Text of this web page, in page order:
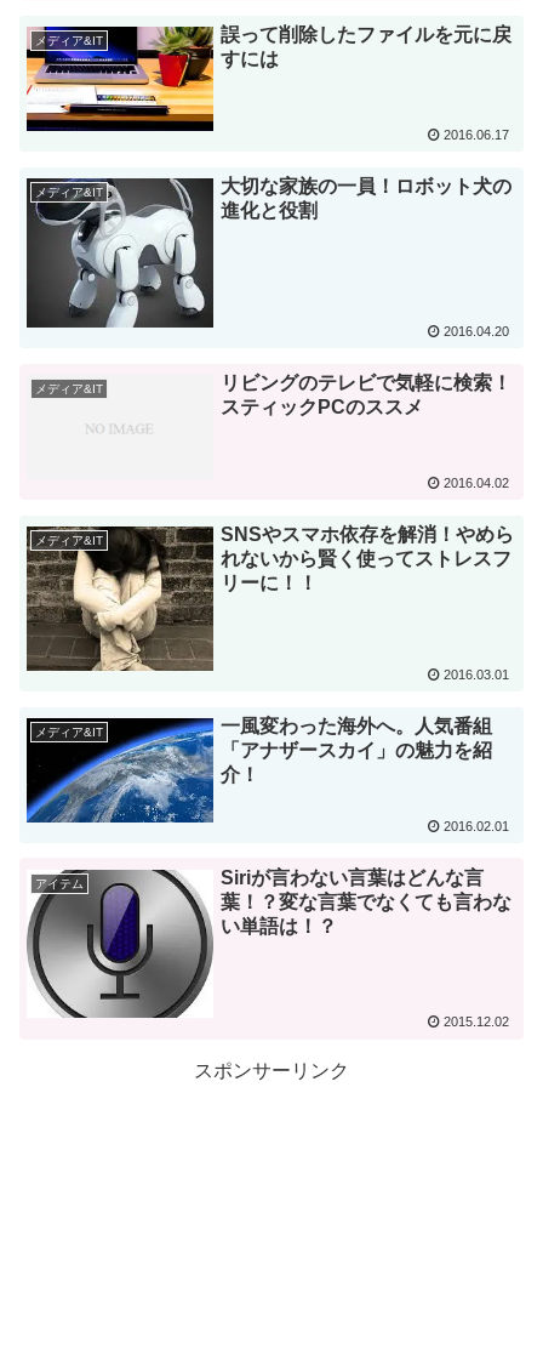
メディア&IT
誤って削除したファイルを元に戻
すには
2016.06.17
メディア&IT
大切な家族の一員！ロボット犬の
進化と役割
2016.04.20
メディア&IT
リビングのテレビで気軽に検索！
スティックPCのススメ
2016.04.02
メディア&IT
SNSやスマホ依存を解消！やめら
れないから賢く使ってストレスフ
リーに！！
2016.03.01
メディア&IT
一風変わった海外へ。人気番組
「アナザースカイ」の魅力を紹
介！
2016.02.01
アイテム
Siriが言わない言葉はどんな言
葉！？変な言葉でなくても言わな
い単語は！？
2015.12.02
スポンサーリンク